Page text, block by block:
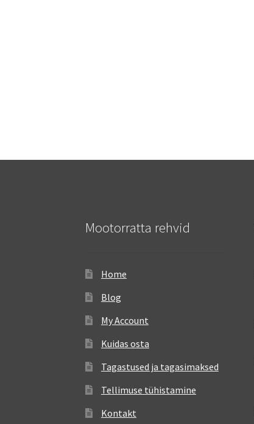
Mootorratta rehvid
Home
Blog
My Account
Kuidas osta
Tagastused ja tagasimaksed
Tellimuse tühistamine
Kontakt